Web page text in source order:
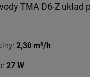
TMA D6-Z układ
2,30 m³/h
27 W